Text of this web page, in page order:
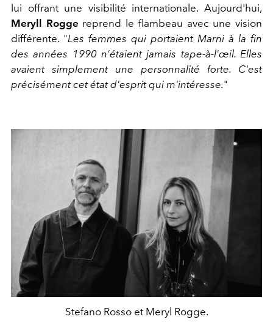
lui offrant une visibilité internationale. Aujourd'hui,
Meryll Rogge reprend le flambeau avec une vision
différente. "Les femmes qui portaient Marni à la fin
des années 1990 n'étaient jamais tape-à-l'œil. Elles
avaient simplement une personnalité forte. C'est
précisément cet état d'esprit qui m'intéresse."
Stefano Rosso et Meryl Rogge.